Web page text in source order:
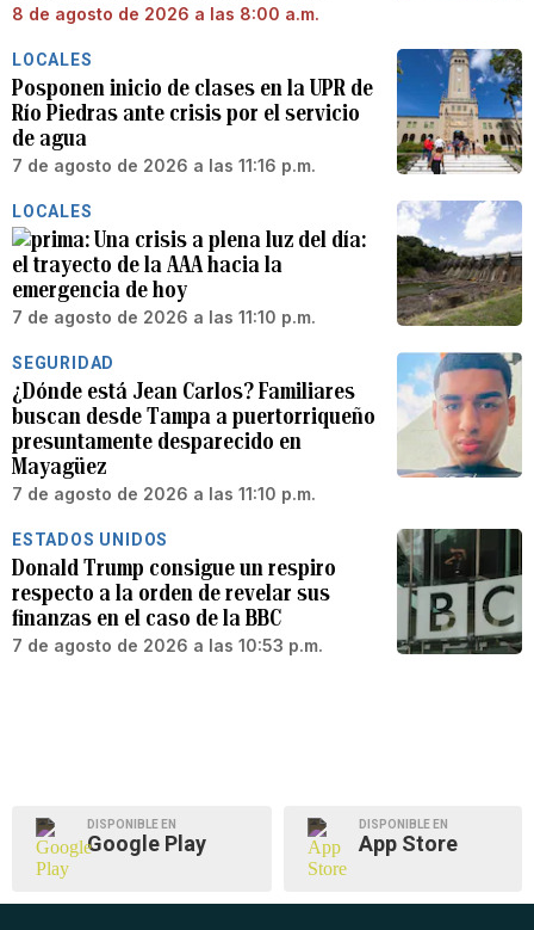
8 de agosto de 2026 a las 8:00 a.m.
LOCALES
Posponen inicio de clases en la UPR de
Río Piedras ante crisis por el servicio
de agua
7 de agosto de 2026 a las 11:16 p.m.
LOCALES
Una crisis a plena luz del día:
el trayecto de la AAA hacia la
emergencia de hoy
7 de agosto de 2026 a las 11:10 p.m.
SEGURIDAD
¿Dónde está Jean Carlos? Familiares
buscan desde Tampa a puertorriqueño
presuntamente desparecido en
Mayagüez
7 de agosto de 2026 a las 11:10 p.m.
ESTADOS UNIDOS
Donald Trump consigue un respiro
respecto a la orden de revelar sus
finanzas en el caso de la BBC
7 de agosto de 2026 a las 10:53 p.m.
DISPONIBLE EN
Google Play
DISPONIBLE EN
App Store